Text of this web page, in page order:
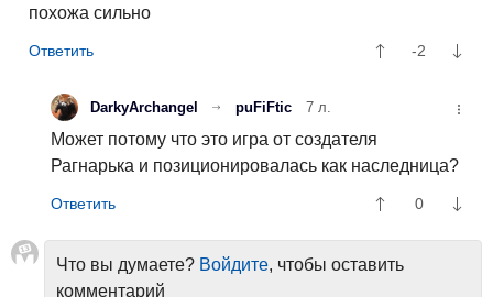
похожа сильно
-2
DarkyArchangel puFiFtic 7 л.
Может потому что это игра от создателя
Рагнарька и позиционировалась как наследница?
0
Что вы думаете? Войдите, чтобы оставить
комментарий